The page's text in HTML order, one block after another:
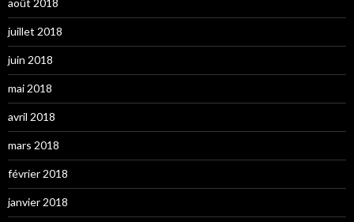
août 2018
juillet 2018
juin 2018
mai 2018
avril 2018
mars 2018
février 2018
janvier 2018